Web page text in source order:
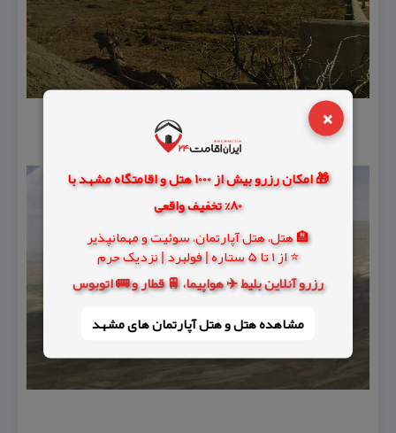
×
🎁 امکان رزرو بیش از 1000 هتل و اقامتگاه مشهد با
80% تخفیف واقعی
🏨 هتل، هتل آپارتمان، سوئیت و مهمانپذیر
⭐ از 1 تا 5 ستاره | فولبرد | نزدیک حرم
رزرو آنلاین بلیط ✈️ هواپیما، 🚆 قطار و 🚌 اتوبوس
مشاهده هتل و هتل‌ آپارتمان های مشهد